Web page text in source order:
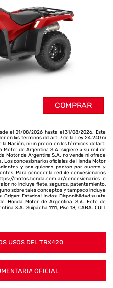
COMPRAR
el 01/08/2026 hasta el 31/08/2026. Este
en los términos del art. 7 de la Ley 24.240 ni
la Nación, ni un precio en los términos del art.
Motor de Argentina S.A. sugiere a su red de
Motor de Argentina S.A. no vende ni ofrece
Los concesionarios oficiales de Honda Motor
y son quienes pactan por cuenta y
Para conocer la red de concesionarios
motos.honda.com.ar/concesionarios o
no incluye flete, seguros, patentamiento,
sobre tales conceptos y tampoco incluye
Estados Unidos. Disponibilidad sujeta
Honda Motor de Argentina S.A. Foto de
S.A. Suipacha 1111, Piso 18, CABA. CUIT
OFICIAL
USOS DEL TRX420